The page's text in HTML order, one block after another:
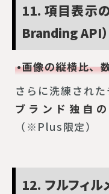
11. 項目表示
Branding API）
•画像の縦横比、
さらに洗練された
ブランド独自
（※Plus限定）
12. フルフィ